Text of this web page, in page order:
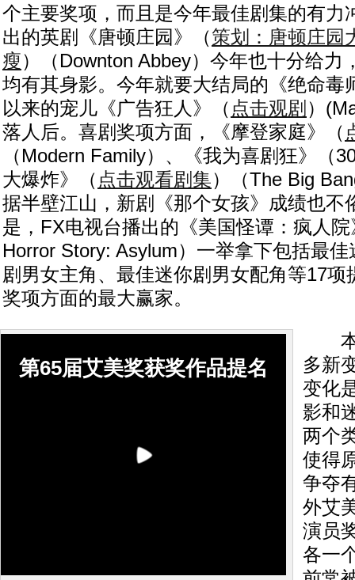
个主要奖项，而且是今年最佳剧集的有力
出的英剧《唐顿庄园》（策划：唐顿庄园
瘦）（Downton Abbey）今年也十分给力
均有其身影。今年就要大结局的《绝命毒
以来的宠儿《广告狂人》（ 点击观剧 ）
落人后。喜剧奖项方面，《摩登家庭》（
（Modern Family）、《我为喜剧狂》（
大爆炸》（ 点击观看剧集）（The Big
据半壁江山，新剧《那个女孩》成绩也不
是，FX电视台播出的《美国怪谭：疯人
Horror Story: Asylum）一举拿下包括最
剧男女主角、最佳迷你剧男女配角等17项
奖项方面的最大赢家。
第65届艾美奖获奖作品提名
本
多新
变化
影和
两个
使得
争夺
外艾
演员
各一